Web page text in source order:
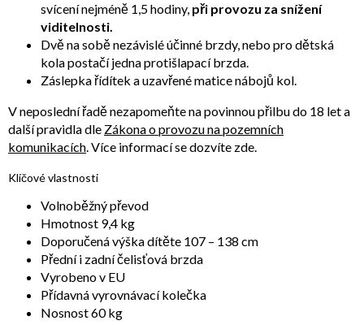
svícení nejméně 1,5 hodiny, při provozu za snížení
viditelnosti.
Dvě na sobě nezávislé účinné brzdy, nebo pro dětská
kola postačí jedna protišlapací brzda.
Záslepka řídítek a uzavřené matice nábojů kol.
V neposlední řadě nezapomeňte na povinnou přilbu do 18 let a
další pravidla dle Zákona o provozu na pozemních
komunikacích. Více informací se dozvíte zde.
Klíčové vlastnosti
Volnoběžný převod
Hmotnost 9,4 kg
Doporučená výška dítěte 107 – 138 cm
Přední i zadní čelisťová brzda
Vyrobeno v EU
Přídavná vyrovnávací kolečka
Nosnost 60 kg